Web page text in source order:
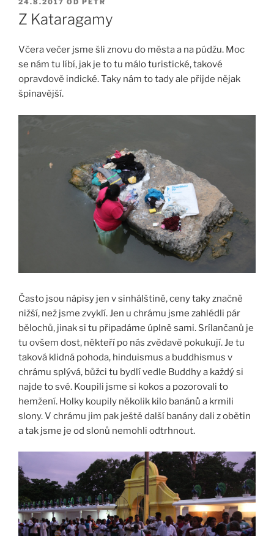
24.8.2017 OD PETR
Z Kataragamy
Včera večer jsme šli znovu do města a na púdžu. Moc
se nám tu líbí, jak je to tu málo turistické, takové
opravdově indické. Taky nám to tady ale přijde nějak
špinavější.
Často jsou nápisy jen v sinhálštině, ceny taky značně
nižší, než jsme zvyklí. Jen u chrámu jsme zahlédli pár
bělochů, jinak si tu připadáme úplně sami. Srílančanů je
tu ovšem dost, někteří po nás zvědavě pokukují. Je tu
taková klidná pohoda, hinduismus a buddhismus v
chrámu splývá, bůžci tu bydlí vedle Buddhy a každý si
najde to své. Koupili jsme si kokos a pozorovali to
hemžení. Holky koupily několik kilo banánů a krmili
slony. V chrámu jim pak ještě další banány dali z obětin
a tak jsme je od slonů nemohli odtrhnout.